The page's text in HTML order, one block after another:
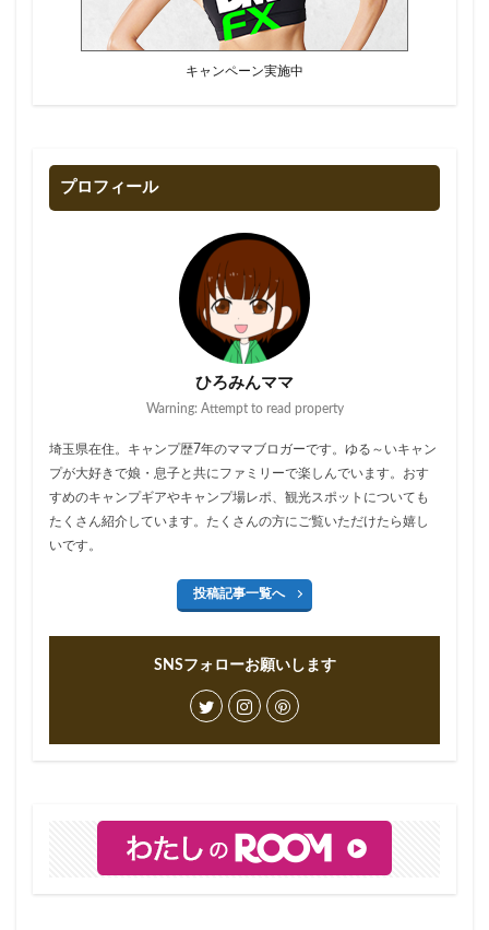
キャンペーン実施中
プロフィール
ひろみんママ
Warning: Attempt to read property
埼玉県在住。キャンプ歴7年のママブロガーです。ゆる～いキャン
プが大好きで娘・息子と共にファミリーで楽しんでいます。おす
すめのキャンプギアやキャンプ場レポ、観光スポットについても
たくさん紹介しています。たくさんの方にご覧いただけたら嬉し
いです。
投稿記事一覧へ
SNSフォローお願いします